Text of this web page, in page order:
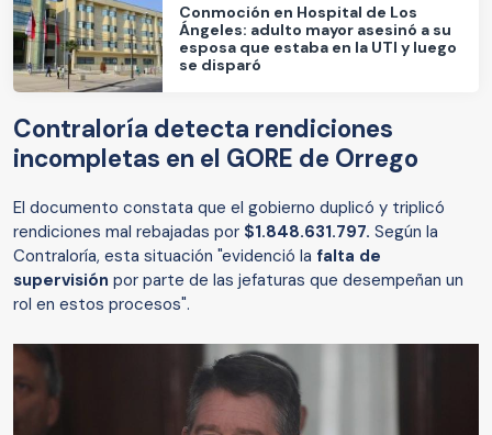
Conmoción en Hospital de Los
Ángeles: adulto mayor asesinó a su
esposa que estaba en la UTI y luego
se disparó
Contraloría detecta rendiciones
incompletas en el GORE de Orrego
El documento constata que el gobierno duplicó y triplicó
rendiciones mal rebajadas por $1.848.631.797. Según la
Contraloría, esta situación "evidenció la falta de
supervisión por parte de las jefaturas que desempeñan un
rol en estos procesos".